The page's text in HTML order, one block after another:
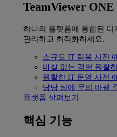
TeamViewer
하나의 플랫폼에 통합된 디
관리하고 최적화하세요.
소규모 IT 팀용 사전
마찰 없는 경험 원활
원활한 IT 운영 사전
담당 팀에 문의 바뀔
플랫폼 살펴보기
핵심 기능